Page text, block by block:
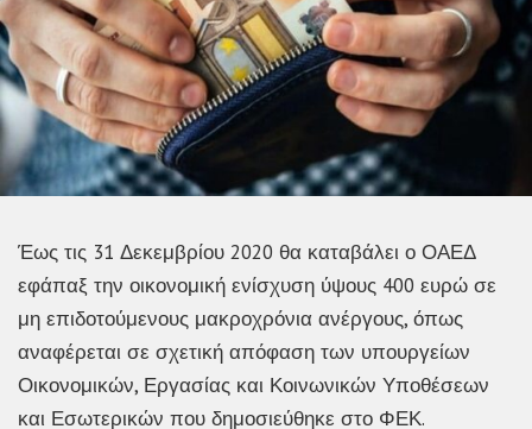
Έως τις 31 Δεκεμβρίου 2020 θα καταβάλει ο ΟΑΕΔ
εφάπαξ την οικονομική ενίσχυση ύψους 400 ευρώ σε
μη επιδοτούμενους μακροχρόνια ανέργους, όπως
αναφέρεται σε σχετική απόφαση των υπουργείων
Οικονομικών, Εργασίας και Κοινωνικών Υποθέσεων
και Εσωτερικών που δημοσιεύθηκε στο ΦΕΚ.